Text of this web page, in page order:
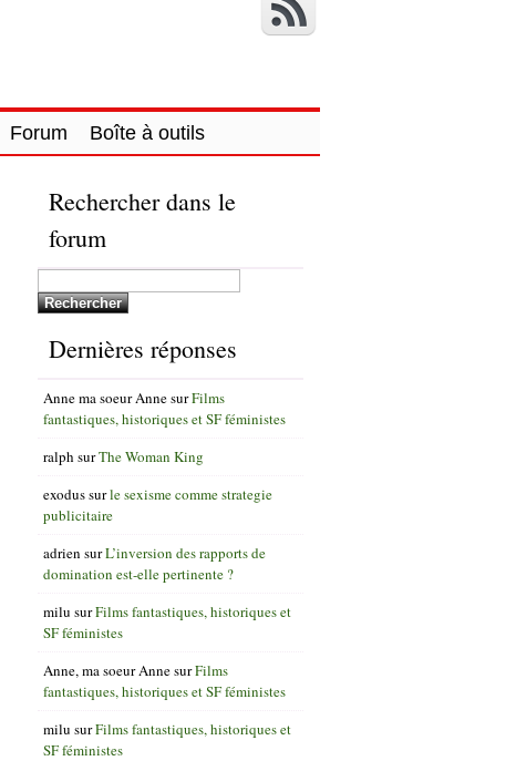
Forum Boîte à outils
Rechercher dans le
forum
Dernières réponses
Anne ma soeur AnnesurFilms
fantastiques, historiques et SF féministes
ralph surThe Woman King
exodussurle sexisme comme strategie
publicitaire
adrien surL’inversion des rapports de
domination est-elle pertinente ?
milu surFilms fantastiques, historiques et
SF féministes
Anne, ma soeur AnnesurFilms
fantastiques, historiques et SF féministes
milu surFilms fantastiques, historiques et
SF féministes